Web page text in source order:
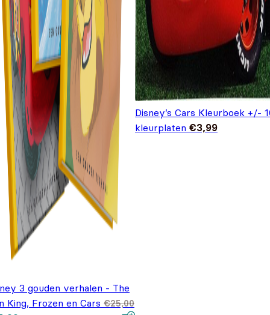
3 gouden verhalen - The
King, Frozen en Cars €25,00
Disney’s Cars Kleurboek +/-
kleurplaten €3,99